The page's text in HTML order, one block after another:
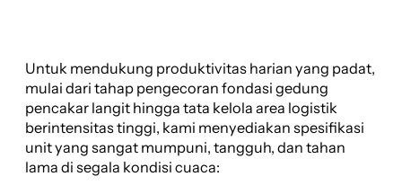
Untuk mendukung produktivitas harian yang padat,
mulai dari tahap pengecoran fondasi gedung
pencakar langit hingga tata kelola area logistik
berintensitas tinggi, kami menyediakan spesifikasi
unit yang sangat mumpuni, tangguh, dan tahan
lama di segala kondisi cuaca: